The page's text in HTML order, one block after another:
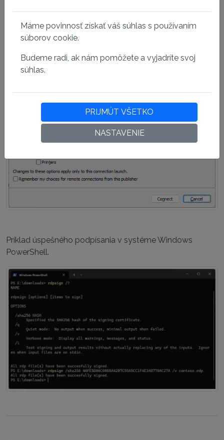
dôveryhodného dodávateľa a jednoducho nadviazať
pripojenie bez zbytočných obáv.
Príklad úspešného podpísania v systéme Windows
PowerShell.
Máme povinnosť získať váš súhlas s používaním
súborov cookie.
Budeme radi, ak nám pomôžete a vyjadríte svoj
súhlas.
PRIJMÚT VŠETKO
NASTAVENIE